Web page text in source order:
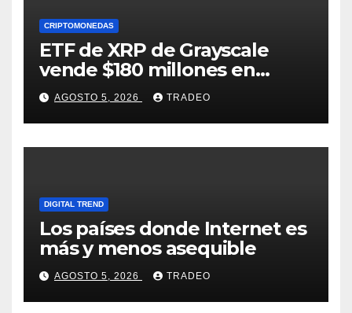
CRIPTOMONEDAS
ETF de XRP de Grayscale
vende $180 millones en
tokens tras grandes pérdidas
AGOSTO 5, 2026 TRADEO
DIGITAL TREND
Los países donde Internet es
más y menos asequible
AGOSTO 5, 2026 TRADEO